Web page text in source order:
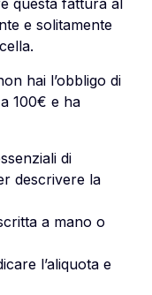
e solitamente
hai l’obbligo di
100€ e ha
di
descrivere la
a mano o
l’aliquota e